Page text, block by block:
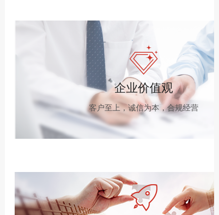
企业价值观
客户至上，诚信为本，合规经营